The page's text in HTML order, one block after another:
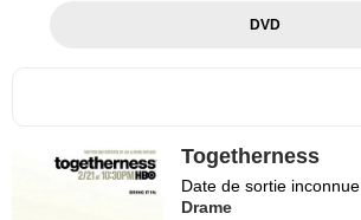
DVD
Togetherness
Date de sortie inconnue
Drame